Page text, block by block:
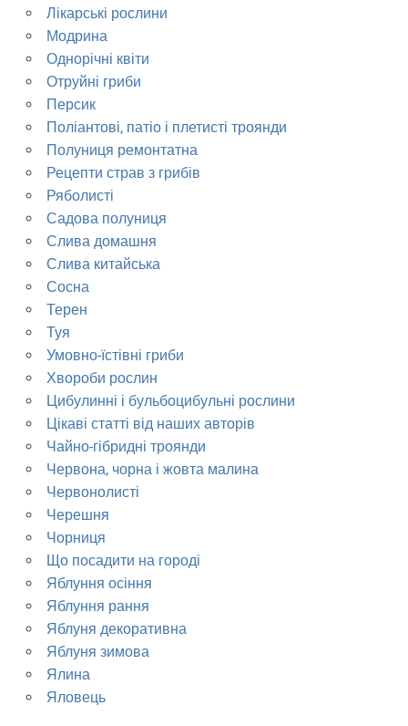
Лікарські рослини
Модрина
Однорічні квіти
Отруйні гриби
Персик
Поліантові, патіо і плетисті троянди
Полуниця ремонтатна
Рецепти страв з грибів
Ряболисті
Садова полуниця
Слива домашня
Слива китайська
Сосна
Терен
Туя
Умовно-їстівні гриби
Хвороби рослин
Цибулинні і бульбоцибульні рослини
Цікаві статті від наших авторів
Чайно-гібридні троянди
Червона, чорна і жовта малина
Червонолисті
Черешня
Чорниця
Що посадити на городі
Яблуння осіння
Яблуння рання
Яблуня декоративна
Яблуня зимова
Ялина
Яловець